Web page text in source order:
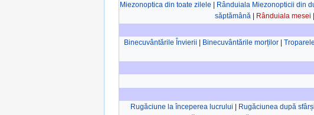
Miezonoptica din toate zilele
Rânduiala Miezonopticii din
săptămână| Rânduiala mesei
Binecuvântările Învierii
Binecuvântările morților
Rugăciune la începerea lucrului
Rugăciunea după